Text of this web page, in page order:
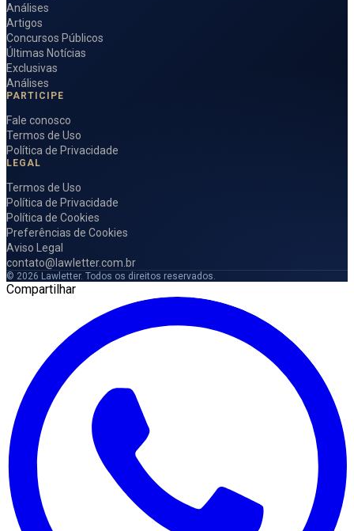
Análises
Artigos
Concursos Públicos
Últimas Notícias
Exclusivas
Análises
PARTICIPE
Fale conosco
Termos de Uso
Política de Privacidade
LEGAL
Termos de Uso
Política de Privacidade
Política de Cookies
Preferências de Cookies
Aviso Legal
contato@lawletter.com.br
© 2026 Lawletter. Todos os direitos reservados.
Compartilhar